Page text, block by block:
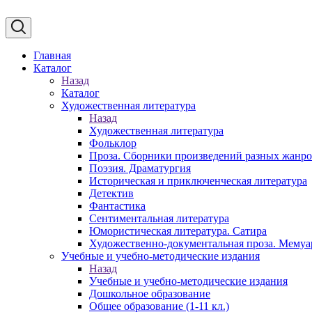
Главная
Каталог
Назад
Каталог
Художественная литература
Назад
Художественная литература
Фольклор
Проза. Сборники произведений разных
Поэзия. Драматургия
Историческая и приключенческая литература
Детектив
Фантастика
Сентиментальная литература
Юмористическая литература. Сатира
Художественно-документальная проза.
Учебные и учебно-методические издания
Назад
Учебные и учебно-методические издания
Дошкольное образование
Общее образование (1-11 кл.)